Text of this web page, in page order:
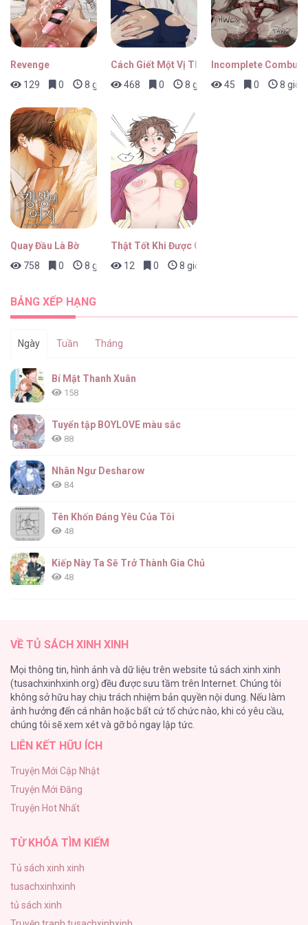
Revenge
129
0 8 giờ trước
Cách Giết Một Vị Thân
468
0 8 giờ trước
Incomplete
45
0 8 giờ
Quay Đầu Là Bờ
758
0 8 giờ trước
Thật Tốt Khi Được Gặp Em
12
0 8 giờ trước
BẢNG XẾP HẠNG
Ngày Tuần Tháng
Bí Mật Thanh Xuân
158
Tuyển tập BOYLOVE màu sắc
88
Nhân Ngư Desharow
84
Tên Khốn Đáng Yêu Của Tôi
48
Kiếp Này Ta Sẽ Trở Thành Gia Chủ
48
44
Cash Or Credit
44
BÌNH MINH CHIA CẮT BÓNG ĐÊM
ONESHOT CHỊCH VỒN CHỊCH VÃ
31
VỀ TỦ SÁCH XINH XINH
Mọi thông tin, hình ảnh và dữ liệu trên website tủ sách xinh xinh
(tusachxinhxinh.org) đều được sưu tầm trên Internet. Chúng tôi
không sở hữu hay chịu trách nhiệm bản quyền nội dung. Nếu làm
ảnh hưởng đến cá nhân hoặc bất cứ tổ chức nào, khi có yêu cầu,
chúng tôi sẽ xem xét và gỡ bỏ ngay lập tức.
LIÊN KẾT HỮU ÍCH
Truyện Mới Cập Nhật
Truyện Mới Đăng
Truyện Hot Nhất
TỪ KHÓA TÌM KIẾM
Tủ sách xinh xinh
tusachxinhxinh
tủ sách xinh